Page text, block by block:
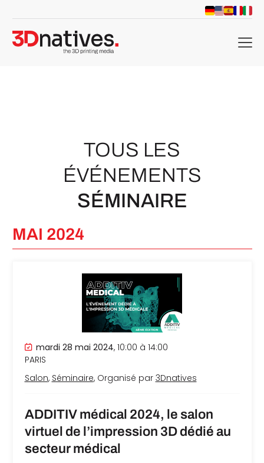
menu
TOUS LES
ÉVÉNEMENTS
SÉMINAIRE
MAI 2024
mardi 28 mai 2024, 10:00 à 14:00
PARIS
Salon, Séminaire, Organisé par 3Dnatives
ADDITIV médical 2024, le salon
virtuel de l’impression 3D dédié au
secteur médical